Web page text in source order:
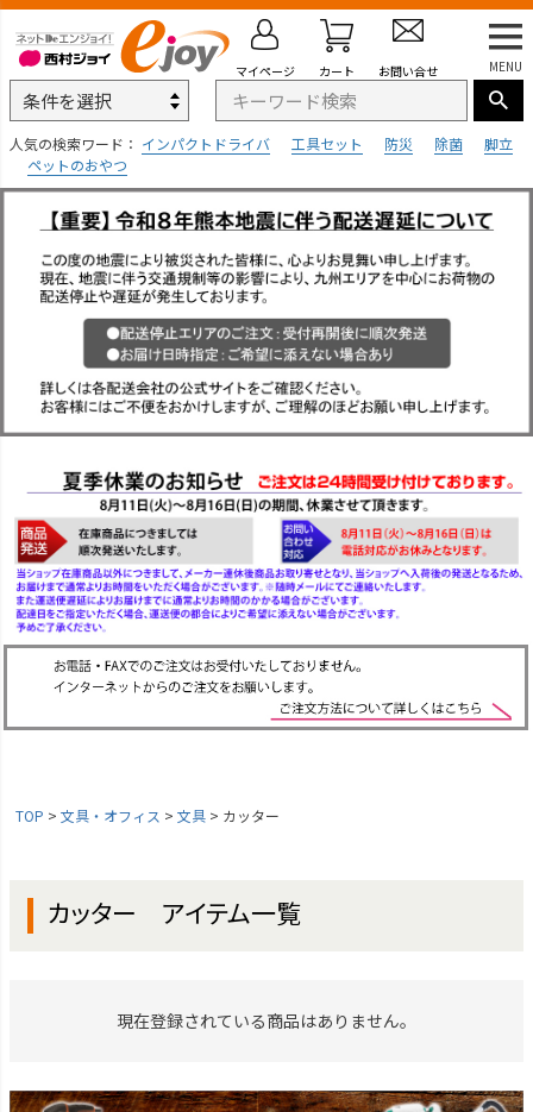
MENU
人気の検索ワード： インパクトドライバ 工具セット 防災 除菌
脚立
ペットのおやつ
マイページ カート お問い合せ
TOP 文具・オフィス 文具 カッター
カッター アイテム一覧
現在登録されている商品はありません。